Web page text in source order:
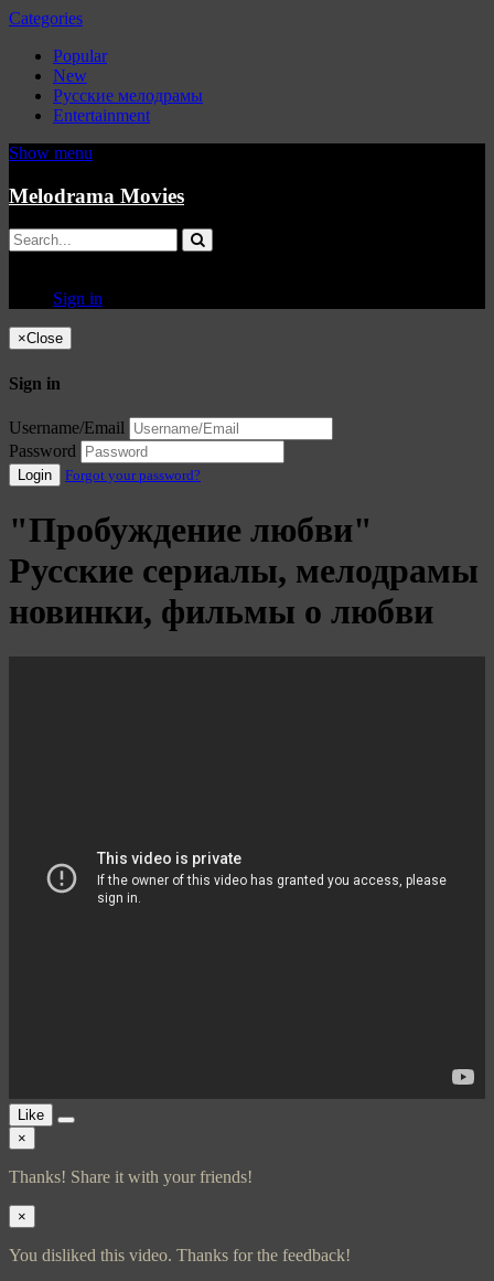
Categories
Popular
New
Русские мелодрамы
Entertainment
Show menu
Melodrama Movies
Sign in
×Close
Sign in
Username/Email
Password
Login Forgot your password?
"Пробуждение любви"
Русские сериалы, мелодрамы
новинки, фильмы о любви
Like
×
Thanks! Share it with your friends!
×
You disliked this video. Thanks for the feedback!